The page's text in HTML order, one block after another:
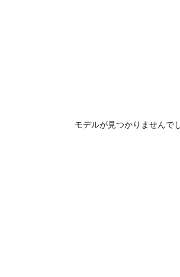
モデルが見つかりませんで